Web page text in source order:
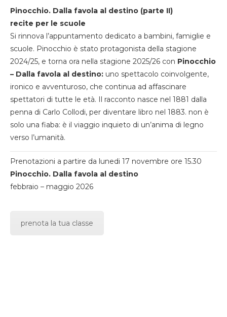
Pinocchio. Dalla favola al destino (parte II)
recite per le scuole
Si rinnova l’appuntamento dedicato a bambini, famiglie e
scuole. Pinocchio è stato protagonista della stagione
2024/25, e torna ora nella stagione 2025/26 con Pinocchio
– Dalla favola al destino: uno spettacolo coinvolgente,
ironico e avventuroso, che continua ad affascinare
spettatori di tutte le età. Il racconto nasce nel 1881 dalla
penna di Carlo Collodi, per diventare libro nel 1883. non è
solo una fiaba: è il viaggio inquieto di un’anima di legno
verso l’umanità.
Prenotazioni a partire da lunedi 17 novembre ore 15.30
Pinocchio. Dalla favola al destino
febbraio – maggio 2026
prenota la tua classe